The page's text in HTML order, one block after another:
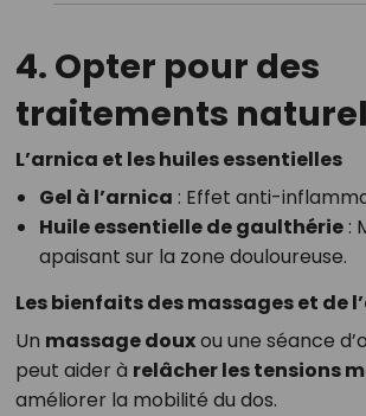
4. Opter pour des
traitements
L’arnica et les huiles essentielles
Gel à l’arnica : Effet anti-
Huile essentielle de gaulthérie:
apaisant sur la zone douloureuse.
Les bienfaits des massages et de
Un massage douxou une séance
peut aider à relâcher les tensions
améliorer la mobilité du dos.